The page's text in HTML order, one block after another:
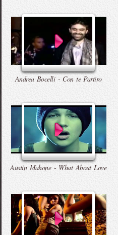
Andrea Bocelli - Con te Partiro
Austin Mahone - What About Love